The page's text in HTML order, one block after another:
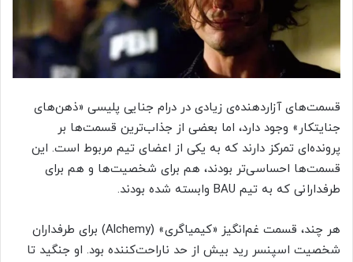
قسمت‌های آزاردهنده‌ی زیادی در درام جنایی پلیسی «ذهن‌های
جنایتکار» وجود دارد، اما بعضی از جذاب‌ترین قسمت‌ها بر
پرونده‌ای تمرکز دارند که به یکی از اعضای تیم مربوط است. این
قسمت‌ها احساسی‌تر بودند، هم برای شخصیت‌ها و هم برای
طرفدارانی که به تیم BAU وابسته شده بودند.
هر چند، قسمت غم‌انگیز «کیمیاگری» (Alchemy) برای طرفداران
شخصیت اسپنسر رید بیش‌ از حد ناراحت‌کننده بود. او جنگید تا